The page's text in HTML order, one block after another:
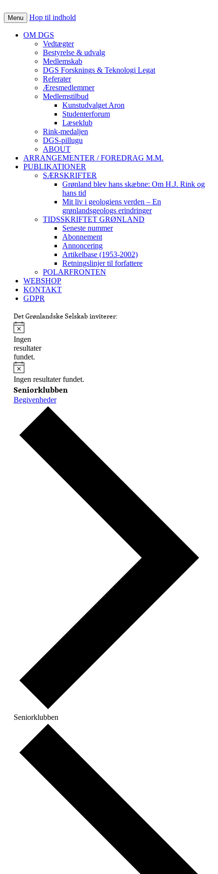
Det Grønlandske Selskab
grønland
Menu Hop til indhold
OM DGS
Vedtægter
Bestyrelse & udvalg
Medlemskab
DGS Forsknings & Teknologi Legat
Referater
Æresmedlemmer
Medlemstilbud
Kunstudvalget Aron
Studenterforum
Læseklub
Rink-medaljen
DGS-pillugu
ABOUT
ARRANGEMENTER / FOREDRAG M.M.
PUBLIKATIONER
SÆRSKRIFTER
Grønland blev hans skæbne: Om H.J. Rink og
hans tid
Mit liv i geologiens verden – En
grønlandsgeologs erindringer
TIDSSKRIFTET GRØNLAND
Seneste nummer
Abonnement
Annoncering
Artikelbase (1953-2002)
Retningslinjer til forfattere
POLARFRONTEN
WEBSHOP
KONTAKT
GDPR
Det Grønlandske Selskab inviterer:
Ingen
resultater
fundet.
Ingen resultater fundet.
Seniorklubben
Begivenheder
Seniorklubben